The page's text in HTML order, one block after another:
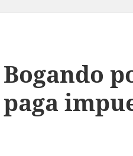
Bogando
paga